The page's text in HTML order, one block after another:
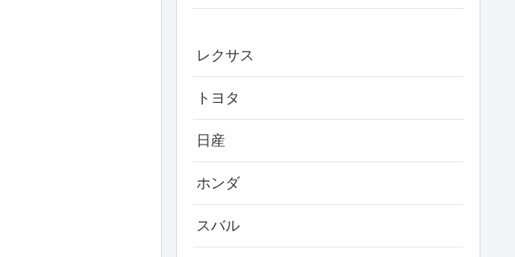
レクサス
トヨタ
日産
ホンダ
スバル